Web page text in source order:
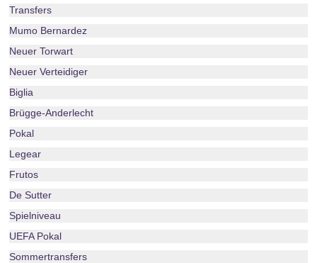
Transfers
Mumo Bernardez
Neuer Torwart
Neuer Verteidiger
Biglia
Brügge-Anderlecht
Pokal
Legear
Frutos
De Sutter
Spielniveau
UEFA Pokal
Sommertransfers